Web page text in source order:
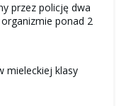
przez policję dwa
ponad 2
mieleckiej klasy